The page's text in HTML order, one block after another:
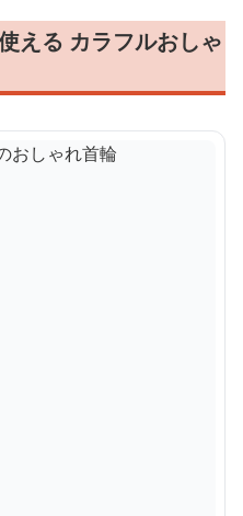
える カラフルおしゃ